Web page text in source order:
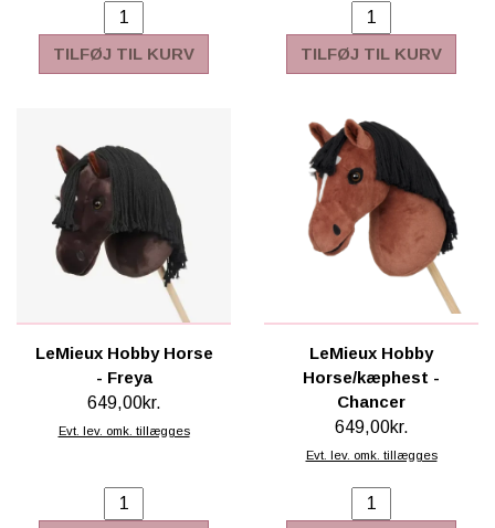
TILFØJ TIL KURV TILFØJ TIL KURV
LeMieux Hobby Horse
- Freya
649,00kr.
Evt. lev. omk. tillægges
LeMieux Hobby
Horse/kæphest -
Chancer
649,00kr.
Evt. lev. omk. tillægges